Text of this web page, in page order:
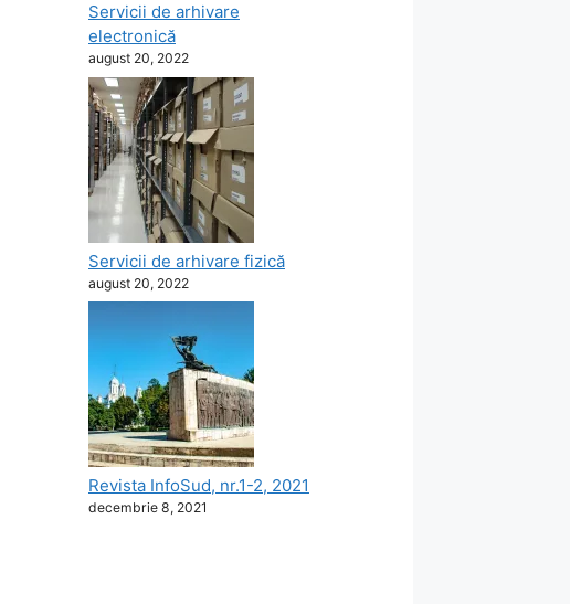
Servicii de arhivare
electronică
august 20, 2022
Servicii de arhivare fizică
august 20, 2022
Revista InfoSud, nr.1-2, 2021
decembrie 8, 2021